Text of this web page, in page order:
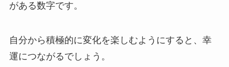
がある数字です。
自分から積極的に変化を楽しむようにすると、幸
運につながるでしょう。